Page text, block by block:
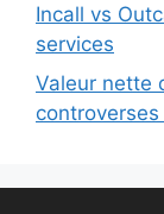
Incall vs
services
Valeur nette